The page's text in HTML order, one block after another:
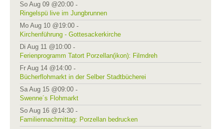
So Aug 09 @20:00 -
Ringelspü live im Jungbrunnen
Mo Aug 10 @19:00 -
Kirchenführung - Gottesackerkirche
Di Aug 11 @10:00 -
Ferienprogramm Tatort Porzellan(ikon): Filmdreh
Fr Aug 14 @14:00 -
Bücherflohmarkt in der Selber Stadtbücherei
Sa Aug 15 @09:00 -
Swenne´s Flohmarkt
So Aug 16 @14:30 -
Familiennachmittag: Porzellan bedrucken